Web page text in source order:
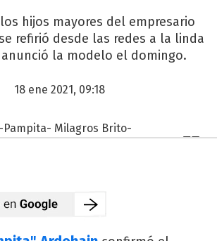
hijos mayores del empresario
refirió desde las redes a la linda
la modelo el domingo.
18 ene 2021, 09:18